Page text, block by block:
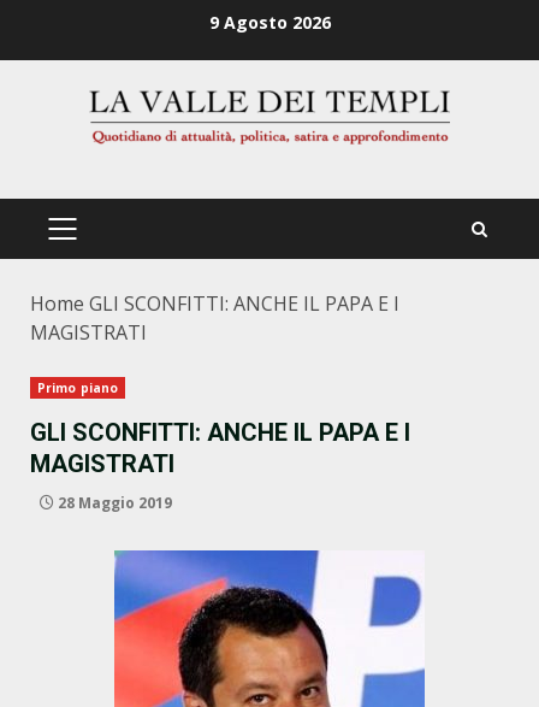
9 Agosto 2026
PRIMÄRES
Home GLI SCONFITTI: ANCHE IL PAPA E I
MAGISTRATI
Primo piano
GLI SCONFITTI: ANCHE IL PAPA E I
MAGISTRATI
28 Maggio 2019